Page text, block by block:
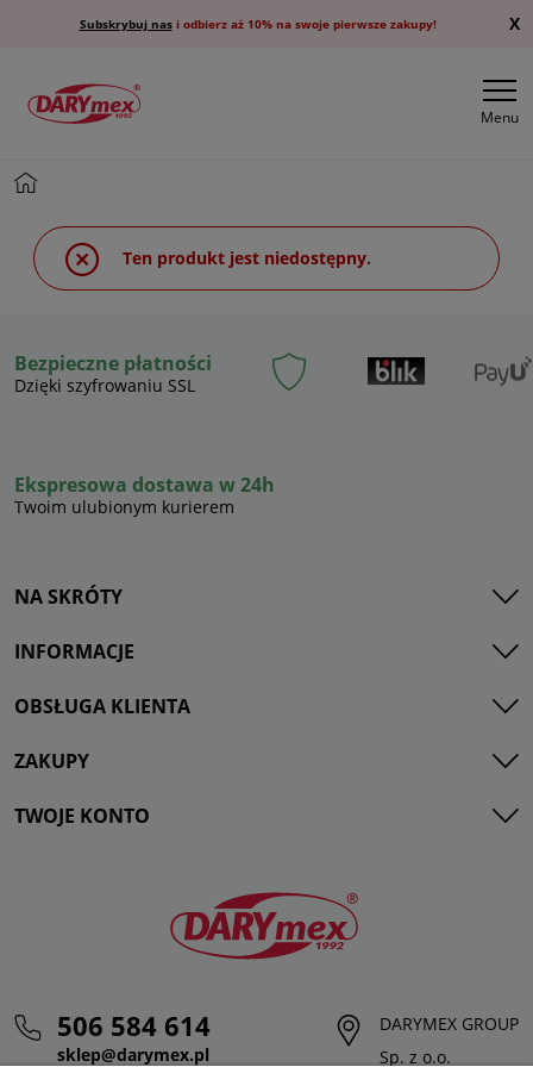
Subskrybuj nasi odbierz aż 10% na swoje pierwsze zakupy! X
Menu
Ten produkt jest niedostępny.
Bezpieczne płatności
Dzięki szyfrowaniu SSL
Ekspresowa dostawa w 24h
Twoim ulubionym kurierem
NA SKRÓTY
INFORMACJE
OBSŁUGA KLIENTA
ZAKUPY
TWOJE KONTO
506 584 614
sklep@darymex.pl
DARYMEX GROUP
Sp. z o.o.